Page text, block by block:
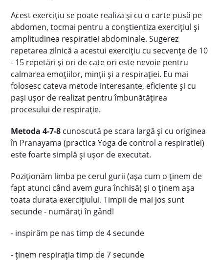
Acest exercițiu se poate realiza și cu o carte pusă pe
abdomen, tocmai pentru a conștientiza exercițiul și
amplitudinea respiratiei abdominale.Sugerez
repetarea zilnică a acestui exercițiu cu secvențe de 10
- 15 repetări și ori de cate ori este nevoie pentru
calmarea emoțiilor, minții și a respirației. Eu mai
folosesc cateva metode interesante, eficiente și cu
pași ușor de realizat pentru îmbunătățirea
procesului de respirație.
Metoda 4-7-8 cunoscută pe scara largă și cu originea
în Pranayama (practica Yoga de control a respiratiei)
este foarte simplă și ușor de executat.
Poziționăm limba pe cerul gurii (așa cum o ținem de
fapt atunci când avem gura închisă) și o ținem așa
toata durata exercițiului. Timpii de mai jos sunt
secunde - numărați în gând!
- inspirăm pe nas timp de 4 secunde
- ținem respirația timp de 7 secunde